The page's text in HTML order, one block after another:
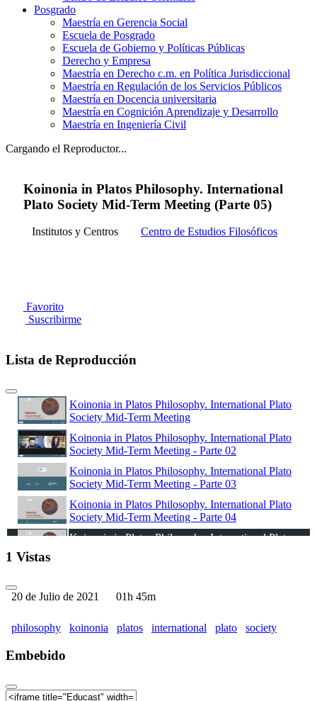
Posgrado
Maestría en Gerencia Social
Escuela de Posgrado
Escuela de Gobierno y Políticas Públicas
Derecho y Empresa
Maestría en Derecho c.m. en Política Jurisdiccional
Maestría en Regulación de los Servicios Públicos
Maestría en Docencia universitaria
Maestría en Cognición Aprendizaje y Desarrollo
Maestría en Ingeniería Civil
Cargando el Reproductor...
Koinonia in Platos Philosophy. International
Plato Society Mid-Term Meeting (Parte 05)
Institutos y Centros Centro de Estudios Filosóficos
Favorito
Suscribirme
Lista de Reproducción
Koinonia in Platos Philosophy. International Plato
Society Mid-Term Meeting
Koinonia in Platos Philosophy. International Plato
Society Mid-Term Meeting - Parte 02
Koinonia in Platos Philosophy. International Plato
Society Mid-Term Meeting - Parte 03
Koinonia in Platos Philosophy. International Plato
Society Mid-Term Meeting - Parte 04
Koinonia in Platos Philosophy. International Plato
Koinonia in Platos Philosophy. International Plato
Koinonia in Platos Philosophy. International Plato
1 Vistas
20 de Julio de 2021 01h 45m
philosophy koinonia platos international plato society
Embebido